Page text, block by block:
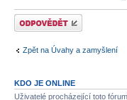
Odeslat odpověď
Zpět na Úvahy a zamyšlení
KDO JE ONLINE
Uživatelé procházející toto